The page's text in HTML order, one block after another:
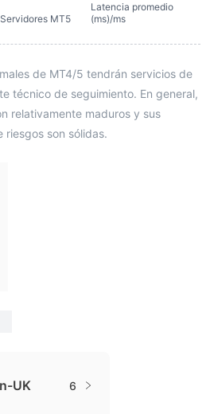
Servidores MT5
Latencia promedio
(ms)/ms
de MT4/5 tendrán servicios de
técnico de seguimiento. En general,
relativamente maduros y sus
son sólidas.
UK 6